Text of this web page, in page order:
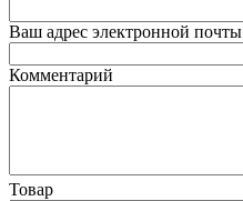
Ваш адрес электронной почты
Комментарий
Товар